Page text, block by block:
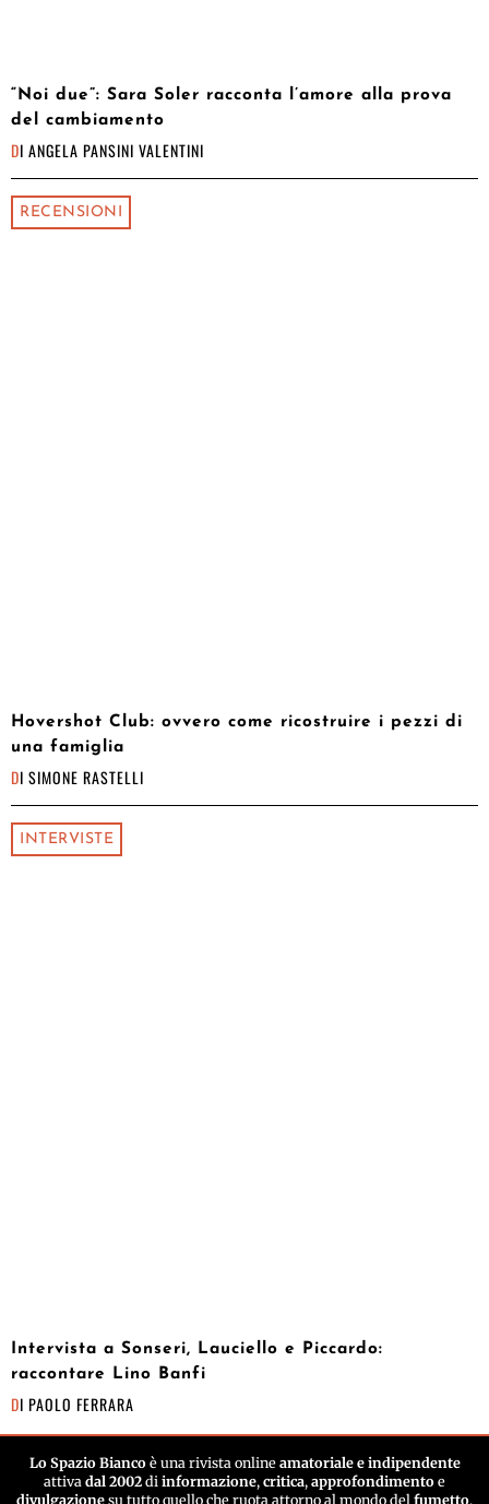
“Noi due”: Sara Soler racconta l’amore alla prova
del cambiamento
DI ANGELA PANSINI VALENTINI
RECENSIONI
Hovershot Club: ovvero come ricostruire i pezzi di
una famiglia
DI SIMONE RASTELLI
INTERVISTE
Intervista a Sonseri, Lauciello e Piccardo:
raccontare Lino Banfi
DI PAOLO FERRARA
Lo Spazio Biancoè una rivista online amatoriale e indipendente
attiva dal 2002 di informazione, critica, approfondimento e
divulgazione su tutto quello che ruota attorno al mondo del fumetto.